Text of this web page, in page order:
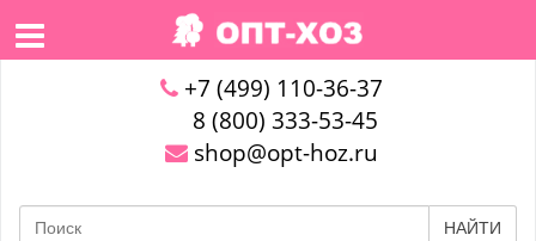
+7 (499) 110-36-37
8 (800) 333-53-45
shop@opt-hoz.ru
НАЙТИ